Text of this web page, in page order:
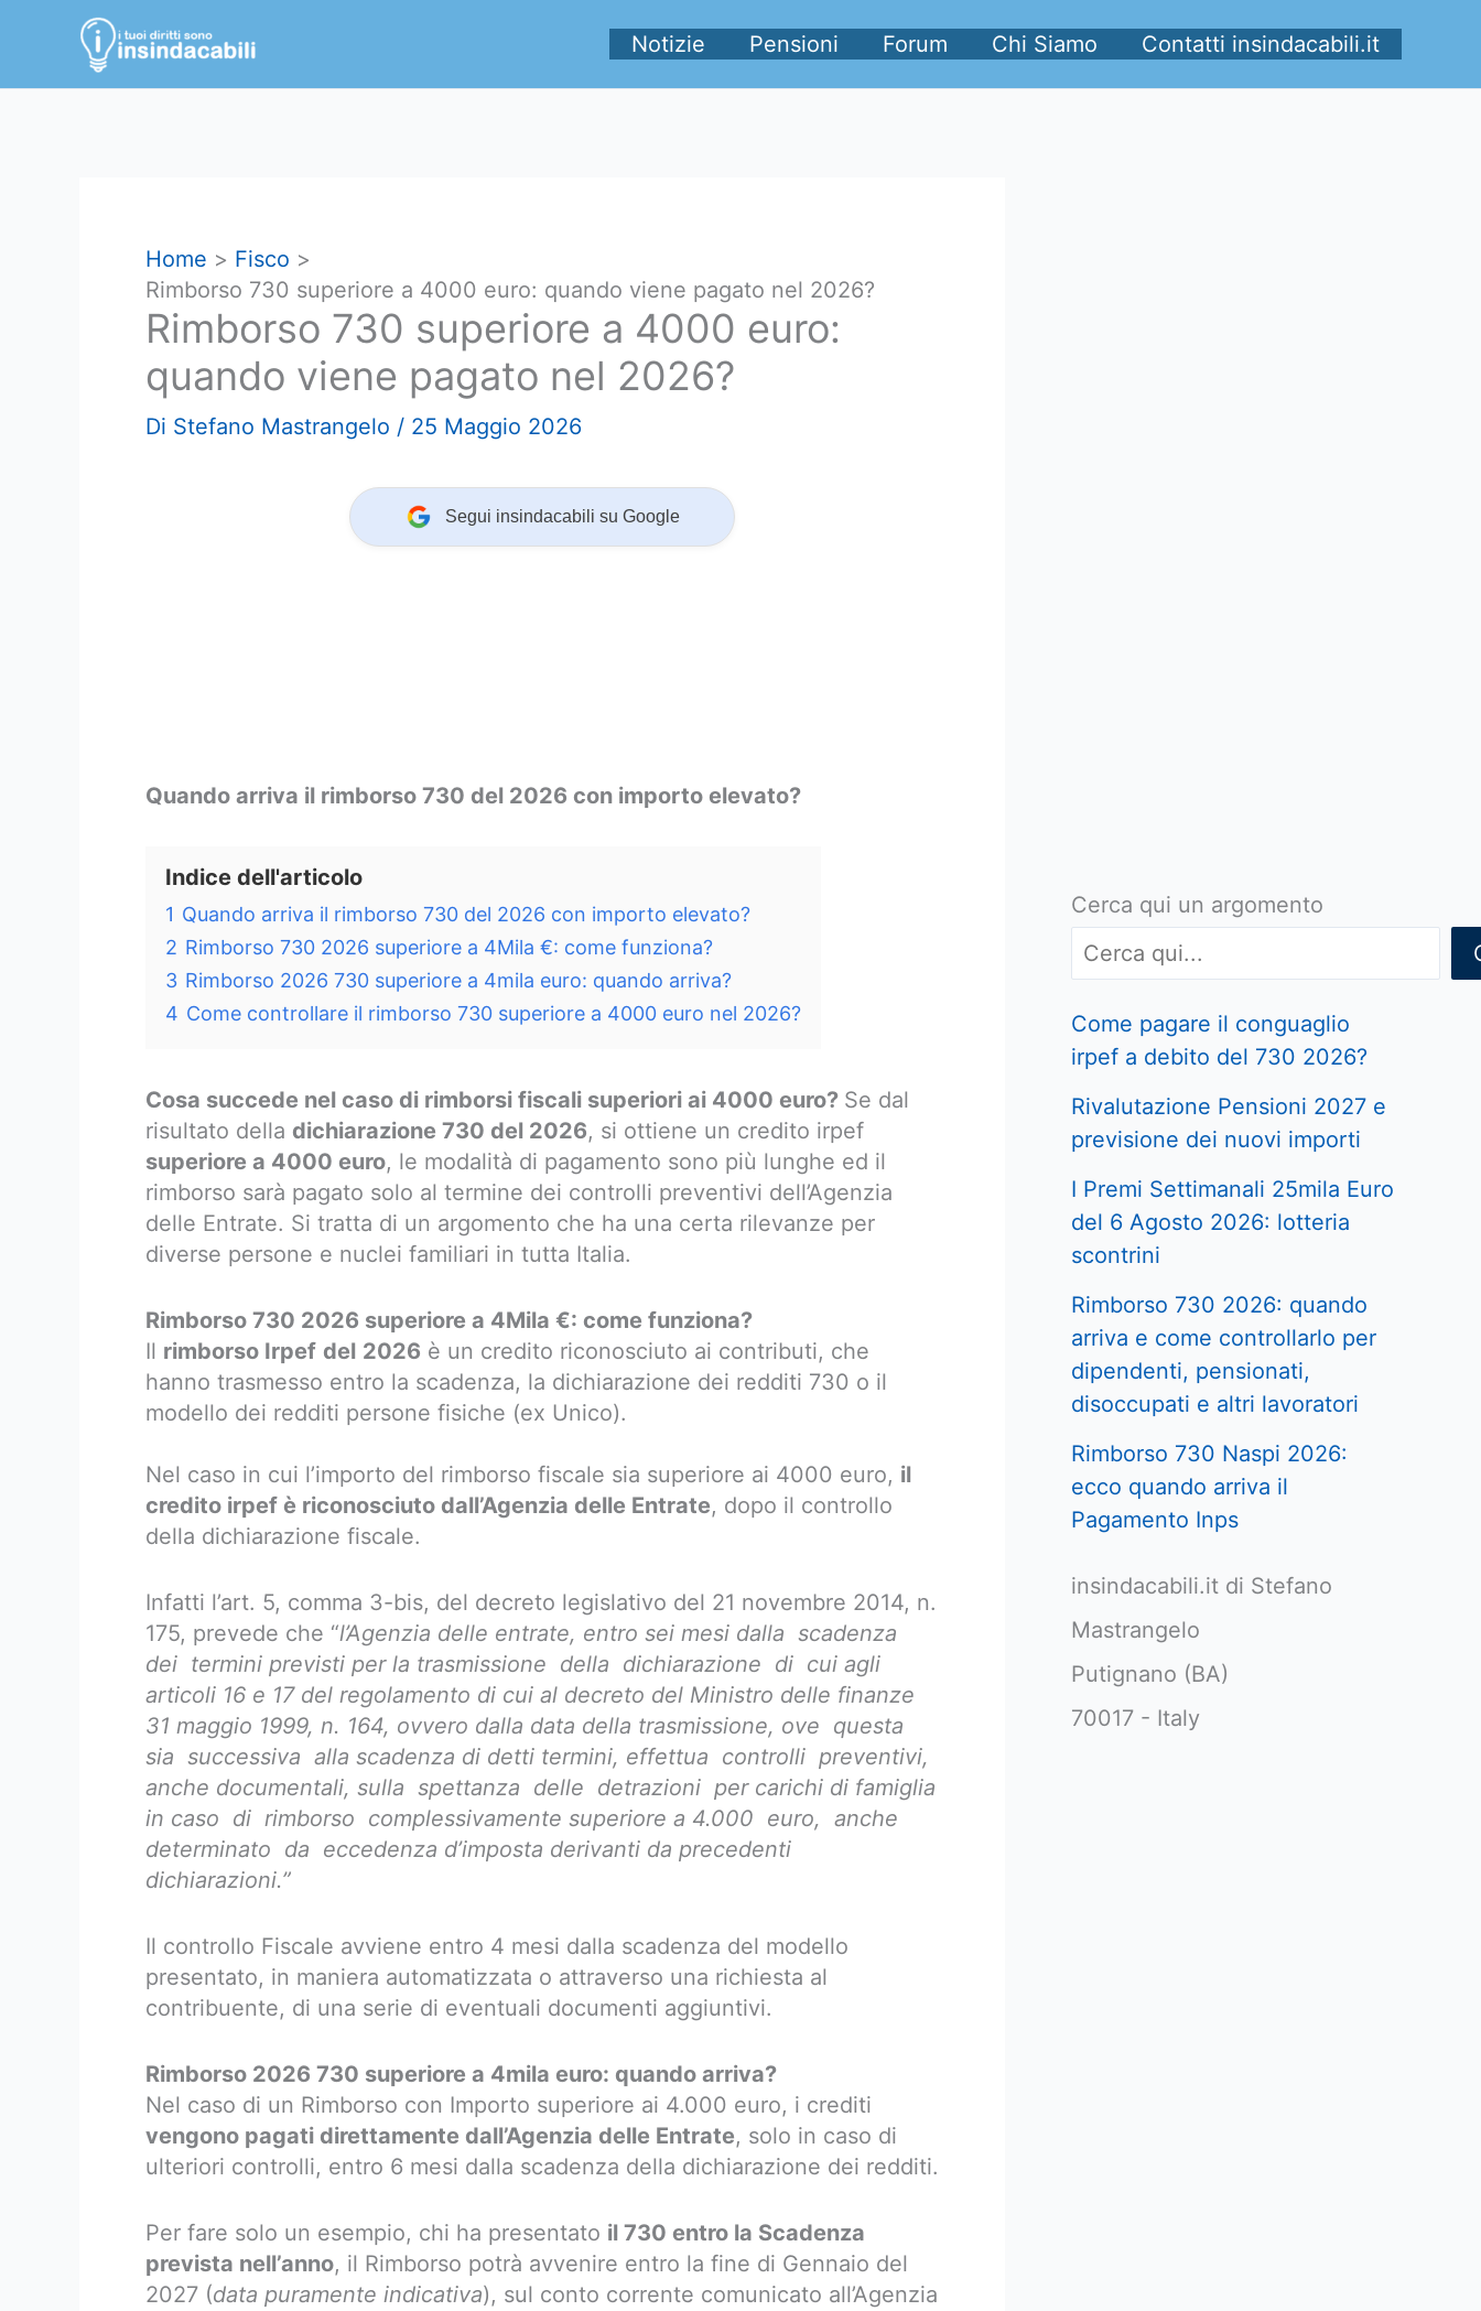
contenuto
Notizie Pensioni Forum Chi Siamo Contatti insindacabili.it
Home
Fisco
Rimborso 730 superiore a 4000 euro: quando viene pagato nel 2026?
Rimborso 730 superiore a 4000 euro:
quando viene pagato nel 2026?
Di Stefano Mastrangelo / 25 Maggio 2026
Segui insindacabili su Google
Quando arriva il rimborso 730 del 2026 con importo elevato?
Indice dell'articolo
1 Quando arriva il rimborso 730 del 2026 con importo elevato?
2 Rimborso 730 2026 superiore a 4Mila €: come funziona?
3 Rimborso 2026 730 superiore a 4mila euro: quando arriva?
4 Come controllare il rimborso 730 superiore a 4000 euro nel 2026?
Cosa succede nel caso di rimborsi fiscali superiori ai 4000 euro? Se dal
risultato della dichiarazione 730 del 2026, si ottiene un credito irpef
superiore a 4000 euro, le modalità di pagamento sono più lunghe ed il
rimborso sarà pagato solo al termine dei controlli preventivi dell’Agenzia
delle Entrate. Si tratta di un argomento che ha una certa rilevanze per
diverse persone e nuclei familiari in tutta Italia.
Rimborso 730 2026 superiore a 4Mila €: come funziona?
Il rimborso Irpef del 2026 è un credito riconosciuto ai contributi, che
hanno trasmesso entro la scadenza, la dichiarazione dei redditi 730 o il
modello dei redditi persone fisiche (ex Unico).
Nel caso in cui l’importo del rimborso fiscale sia superiore ai 4000 euro, il
credito irpef è riconosciuto dall’Agenzia delle Entrate, dopo il controllo
della dichiarazione fiscale.
Infatti l’art. 5, comma 3-bis, del decreto legislativo del 21 novembre 2014, n.
175, prevede che “l’Agenzia delle entrate, entro sei mesi dalla scadenza
dei termini previsti per la trasmissione della dichiarazione di cui agli
articoli 16 e 17 del regolamento di cui al decreto del Ministro delle finanze
31 maggio 1999, n. 164, ovvero dalla data della trasmissione, ove questa
sia successiva alla scadenza di detti termini, effettua controlli preventivi,
anche documentali, sulla spettanza delle detrazioni per carichi di famiglia
in caso di rimborso complessivamente superiore a 4.000 euro, anche
determinato da eccedenza d’imposta derivanti da precedenti
dichiarazioni.”
Il controllo Fiscale avviene entro 4 mesi dalla scadenza del modello
presentato, in maniera automatizzata o attraverso una richiesta al
contribuente, di una serie di eventuali documenti aggiuntivi.
Rimborso 2026 730 superiore a 4mila euro: quando arriva?
Nel caso di un Rimborso con Importo superiore ai 4.000 euro, i crediti
vengono pagati direttamente dall’Agenzia delle Entrate, solo in caso di
ulteriori controlli, entro 6 mesi dalla scadenza della dichiarazione dei redditi.
Per fare solo un esempio, chi ha presentato il 730 entro la Scadenza
prevista nell’anno, il Rimborso potrà avvenire entro la fine di Gennaio del
2027 (data puramente indicativa), sul conto corrente comunicato all’Agenzia
Cerca qui un argomento
Come pagare il conguaglio
irpef a debito del 730 2026?
Rivalutazione Pensioni 2027 e
previsione dei nuovi importi
I Premi Settimanali 25mila Euro
del 6 Agosto 2026: lotteria
scontrini
Rimborso 730 2026: quando
arriva e come controllarlo per
dipendenti, pensionati,
disoccupati e altri lavoratori
Rimborso 730 Naspi 2026:
ecco quando arriva il
Pagamento Inps
insindacabili.it di Stefano
Mastrangelo
Putignano (BA)
70017 - Italy